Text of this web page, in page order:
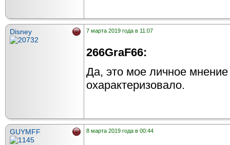
Disney 7 марта 2019 года в 11:07
266GraF66:
Да, это мое личное
охарактеризовало.
GUYMFF 8 марта 2019 года в 00:44